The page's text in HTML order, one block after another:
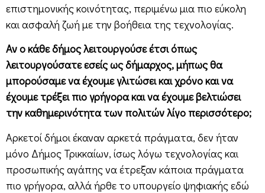
επιστημονικής κοινότητας, περιμένω μια πιο εύκολη
και ασφαλή ζωή με την βοήθεια της τεχνολογίας.
Αν ο κάθε δήμος λειτουργούσε έτσι όπως
λειτουργούσατε εσείς ως δήμαρχος, μήπως θα
μπορούσαμε να έχουμε γλιτώσει και χρόνο και να
έχουμε τρέξει πιο γρήγορα και να έχουμε βελτιώσει
την καθημερινότητα των πολιτών λίγο περισσότερο;
Αρκετοί δήμοι έκαναν αρκετά πράγματα, δεν ήταν
μόνο Δήμος Τρικκαίων, ίσως λόγω τεχνολογίας και
προσωπικής αγάπης να έτρεξαν κάποια πράγματα
πιο γρήγορα, αλλά ήρθε το υπουργείο ψηφιακής εδώ